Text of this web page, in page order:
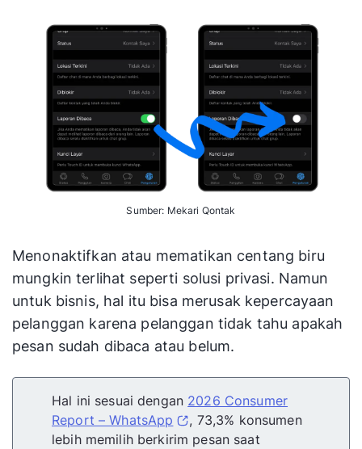
Sumber: Mekari Qontak
Menonaktifkan atau mematikan centang biru
mungkin terlihat seperti solusi privasi. Namun
untuk bisnis, hal itu bisa merusak kepercayaan
pelanggan karena pelanggan tidak tahu apakah
pesan sudah dibaca atau belum.
Hal ini sesuai dengan 2026 Consumer
Report – WhatsApp
, 73,3% konsumen
lebih memilih berkirim pesan saat